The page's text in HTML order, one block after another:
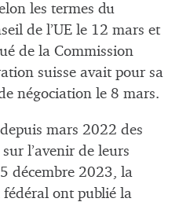
les termes du
de l’UE le 12 mars et
de la Commission
suisse avait pour sa
négociation le 8 mars.
mars 2022 des
sur l’avenir de leurs
décembre 2023, la
fédéral ont publié la